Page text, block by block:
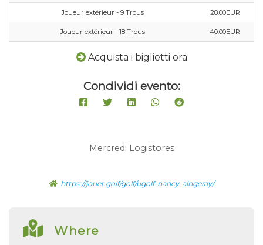
Joueur extérieur - 9 Trous 28.00EUR
Joueur extérieur - 18 Trous 40.00EUR
Acquista i biglietti ora
Condividi evento:
Mercredi Logistores
https://jouer.golf/golf/ugolf-nancy-aingeray/
Where